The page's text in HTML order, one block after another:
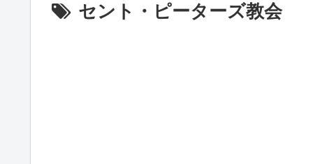
セント・ピーターズ教会